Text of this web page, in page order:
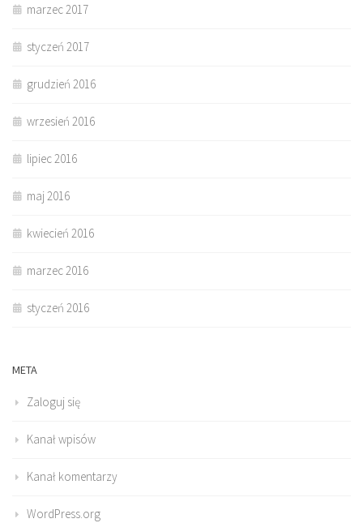
marzec 2017
styczeń 2017
grudzień 2016
wrzesień 2016
lipiec 2016
maj 2016
kwiecień 2016
marzec 2016
styczeń 2016
META
Zaloguj się
Kanał wpisów
Kanał komentarzy
WordPress.org